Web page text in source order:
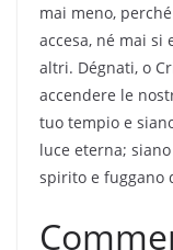
mai meno,
accesa, né mai
altri. Dégnati, o
accendere le
tuo tempio e
luce eterna;
spirito e fuggano